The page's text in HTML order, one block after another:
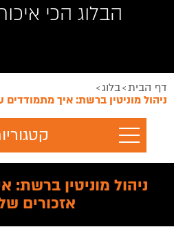
הבלוג הכי
דף הבית>בלוג>
ניהול מוניטין ברשת: איך מתמודדים
ניהול מוניטין ברשת:
אזכורים